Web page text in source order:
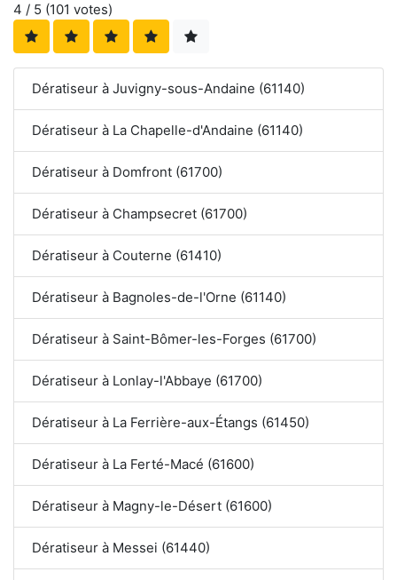
4 / 5 (101 votes)
Dératiseur à Juvigny-sous-Andaine (61140)
Dératiseur à La Chapelle-d'Andaine (61140)
Dératiseur à Domfront (61700)
Dératiseur à Champsecret (61700)
Dératiseur à Couterne (61410)
Dératiseur à Bagnoles-de-l'Orne (61140)
Dératiseur à Saint-Bômer-les-Forges (61700)
Dératiseur à Lonlay-l'Abbaye (61700)
Dératiseur à La Ferrière-aux-Étangs (61450)
Dératiseur à La Ferté-Macé (61600)
Dératiseur à Magny-le-Désert (61600)
Dératiseur à Messei (61440)